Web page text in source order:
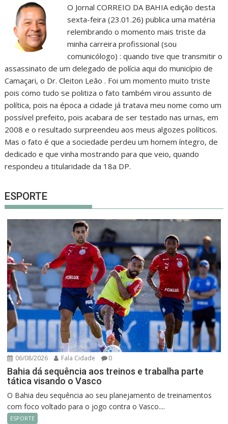
O Jornal CORREIO DA BAHIA edição desta
sexta-feira (23.01.26) publica uma matéria
relembrando o momento mais triste da
minha carreira profissional (sou
comunicólogo) : quando tive que transmitir o
assassinato de um delegado de polícia aqui do município de
Camaçari, o Dr. Cleiton Leão . Foi um momento muito triste
pois como tudo se politiza o fato também virou assunto de
política, pois na época a cidade já tratava meu nome como um
possível prefeito, pois acabara de ser testado nas urnas, em
2008 e o resultado surpreendeu aos meus algozes políticos.
Mas o fato é que a sociedade perdeu um homem íntegro, de
dedicado e que vinha mostrando para que veio, quando
respondeu a titularidade da 18a DP.
ESPORTE
06/08/2026 Fala Cidade 0
Bahia dá sequência aos treinos e trabalha parte
tática visando o Vasco
O Bahia deu sequência ao seu planejamento de treinamentos
com foco voltado para o jogo contra o Vasco....
ESPORTE